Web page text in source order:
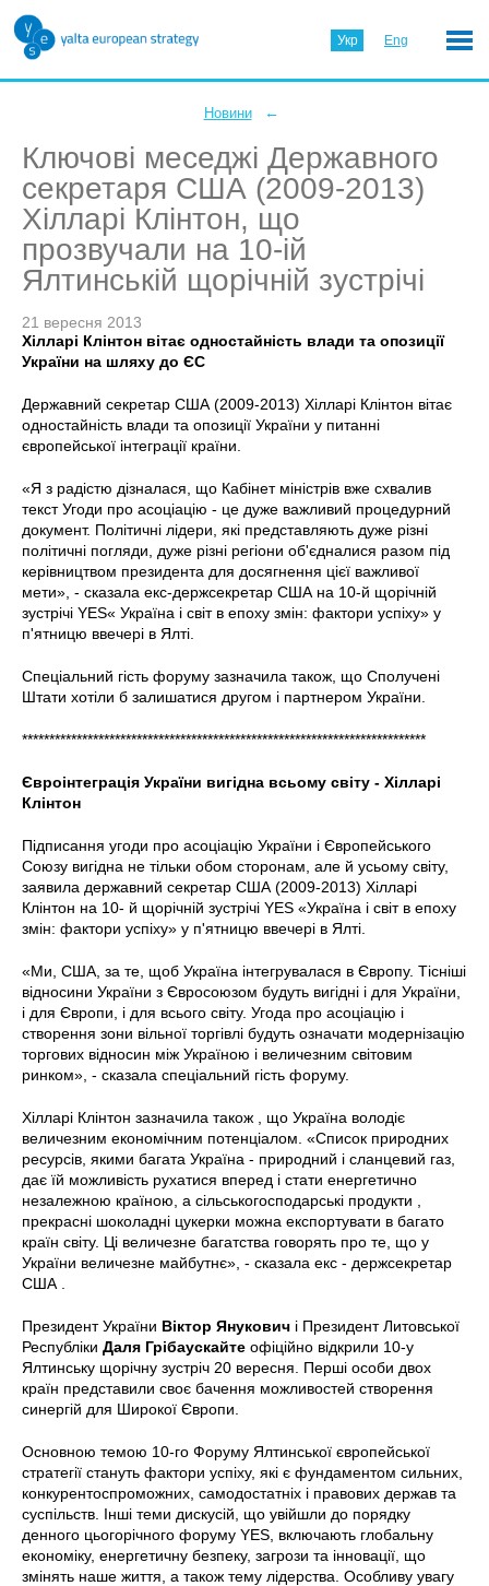
Укр Eng
Новини ←
Ключові меседжі Державного
секретаря США (2009-2013)
Хілларі Клінтон, що
прозвучали на 10-ій
Ялтинській щорічній зустрічі
21 вересня 2013
Хілларі Клінтон вітає одностайність влади та опозиції
України на шляху до ЄС
Державний секретар США (2009-2013) Хілларі Клінтон вітає
одностайність влади та опозиції України у питанні
європейської інтеграції країни.
«Я з радістю дізналася, що Кабінет міністрів вже схвалив
текст Угоди про асоціацію - це дуже важливий процедурний
документ. Політичні лідери, які представляють дуже різні
політичні погляди, дуже різні регіони об'єдналися разом під
керівництвом президента для досягнення цієї важливої ​​
мети», - сказала екс-держсекретар США на 10-й щорічній
зустрічі YES« Україна і світ в епоху змін: фактори успіху» у
п'ятницю ввечері в Ялті.
Спеціальний гість форуму зазначила також, що Сполучені
Штати хотіли б залишатися другом і партнером України.
**************************************************************************
Євроінтеграція України вигідна всьому світу - Хілларі
Клінтон
Підписання угоди про асоціацію України і Європейського
Союзу вигідна не тільки обом сторонам, але й усьому світу,
заявила державний секретар США (2009-2013) Хілларі
Клінтон на 10- й щорічній зустрічі YES «Україна і світ в епоху
змін: фактори успіху» у п'ятницю ввечері в Ялті.
«Ми, США, за те, щоб Україна інтегрувалася в Європу. Тісніші
відносини України з Євросоюзом будуть вигідні і для України,
і для Європи, і для всього світу. Угода про асоціацію і
створення зони вільної торгівлі будуть означати модернізацію
торгових відносин між Україною і величезним світовим
ринком», - сказала спеціальний гість форуму.
Хілларі Клінтон зазначила також , що Україна володіє
величезним економічним потенціалом. «Список природних
ресурсів, якими багата Україна - природний і сланцевий газ,
дає їй можливість рухатися вперед і стати енергетично
незалежною країною, а сільськогосподарські продукти ,
прекрасні шоколадні цукерки можна експортувати в багато
країн світу. Ці величезне багатства говорять про те, що у
України величезне майбутнє», - сказала екс - держсекретар
США .
Президент України Віктор Янукович і Президент Литовської
Республіки Даля Грібаускайте офіційно відкрили 10-у
Ялтинську щорічну зустріч 20 вересня. Перші особи двох
країн представили своє бачення можливостей створення
синергій для Широкої Європи.
Основною темою 10-го Форуму Ялтинської європейської
стратегії стануть фактори успіху, які є фундаментом сильних,
конкурентоспроможних, самодостатніх і правових держав та
суспільств. Інші теми дискусій, що увійшли до порядку
денного цьогорічного форуму YES, включають глобальну
економіку, енергетичну безпеку, загрози та інновації, що
змінять наше життя, а також тему лідерства. Особливу увагу